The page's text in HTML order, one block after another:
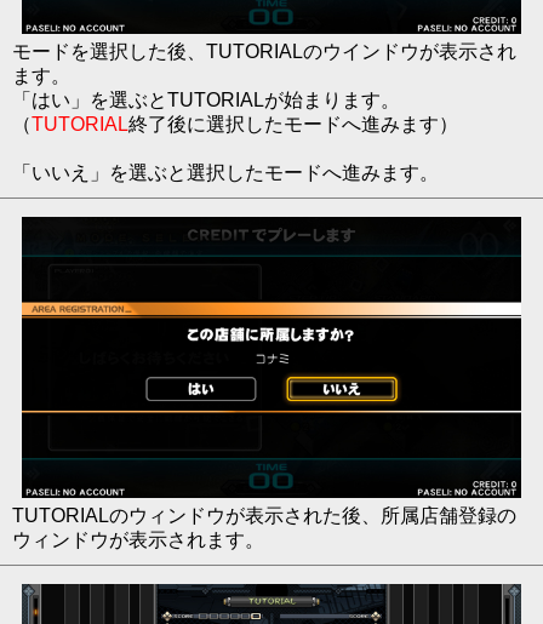
モードを選択した後、TUTORIALのウインドウが表示され
ます。
「はい」を選ぶとTUTORIALが始まります。
（TUTORIAL終了後に選択したモードへ進みます）
「いいえ」を選ぶと選択したモードへ進みます。
TUTORIALのウィンドウが表示された後、所属店舗登録の
ウィンドウが表示されます。